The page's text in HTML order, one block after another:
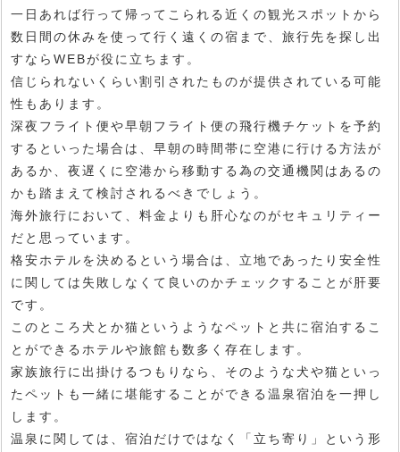
一日あれば行って帰ってこられる近くの観光スポットから
数日間の休みを使って行く遠くの宿まで、旅行先を探し出
すならWEBが役に立ちます。
信じられないくらい割引されたものが提供されている可能
性もあります。
深夜フライト便や早朝フライト便の飛行機チケットを予約
するといった場合は、早朝の時間帯に空港に行ける方法が
あるか、夜遅くに空港から移動する為の交通機関はあるの
かも踏まえて検討されるべきでしょう。
海外旅行において、料金よりも肝心なのがセキュリティー
だと思っています。
格安ホテルを決めるという場合は、立地であったり安全性
に関しては失敗しなくて良いのかチェックすることが肝要
です。
このところ犬とか猫というようなペットと共に宿泊するこ
とができるホテルや旅館も数多く存在します。
家族旅行に出掛けるつもりなら、そのような犬や猫といっ
たペットも一緒に堪能することができる温泉宿泊を一押し
します。
温泉に関しては、宿泊だけではなく「立ち寄り」という形